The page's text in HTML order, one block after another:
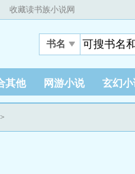
收藏读书族小说网
书名
其他 网游小说 玄幻小
>